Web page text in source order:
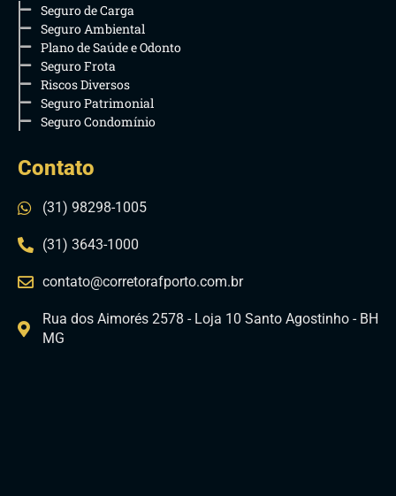
Seguro de Carga
Seguro Ambiental
Plano de Saúde e Odonto
Seguro Frota
Riscos Diversos
Seguro Patrimonial
Seguro Condomínio
Contato
(31) 98298-1005
(31) 3643-1000
contato@corretorafporto.com.br
Rua dos Aimorés 2578 - Loja 10 Santo Agostinho - BH
MG